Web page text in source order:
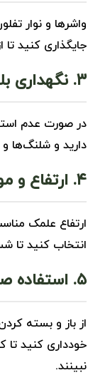
واشرها و نوار
جایگذاری کنید
۳. نگهداری بلند مدت
در صورت عدم
دارید و شلنگ‌ها و
۴. ارتفاع و موقعیت علمک
انتخاب کنید تا
۵. استفاده صحیح
از باز و بسته
خودداری کنید
نبینند.